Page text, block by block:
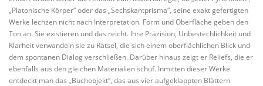
„Platonische Körper“ oder das „Sechskantprisma“, seine exakt gefertigten
Werke lechzen nicht nach Interpretation. Form und Oberfläche geben den
Ton an. Sie existieren und das reicht. Ihre Präzision, Unbestechlichkeit und
Klarheit verwandeln sie zu Rätsel, die sich einem oberflächlichen Blick und
dem spontanen Dialog verschließen. Darüber hinaus zeigt er Reliefs, die er
ebenfalls aus den gleichen Materialien schuf. Inmitten dieser Werke
entdeckt man das „Buchobjekt“, das aus vier aufgeklappten Blättern